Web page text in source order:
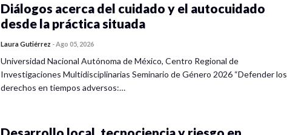
Diálogos acerca del cuidado y el autocuidado
desde la práctica situada
Laura Gutiérrez -Ago 05, 2026
Universidad Nacional Autónoma de México, Centro Regional de
Investigaciones Multidisciplinarias Seminario de Género 2026 “Defender los
derechos en tiempos adversos:…